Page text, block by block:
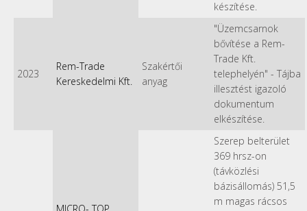
készítése.
2023
Rem-Trade
Kereskedelmi Kft.
Szakértői
anyag
"Üzemcsarnok
bővítése a Rem-
Trade Kft.
telephelyén" - Tájba
illesztést igazoló
dokumentum
elkészítése.
Szerep belterület
369 hrsz-on
(távközlési
bázisállomás) 51,5
m magas rácsos